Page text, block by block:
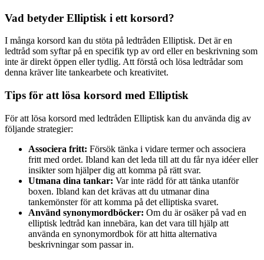
Vad betyder Elliptisk i ett korsord?
I många korsord kan du stöta på ledtråden Elliptisk. Det är en
ledtråd som syftar på en specifik typ av ord eller en beskrivning som
inte är direkt öppen eller tydlig. Att förstå och lösa ledtrådar som
denna kräver lite tankearbete och kreativitet.
Tips för att lösa korsord med Elliptisk
För att lösa korsord med ledtråden Elliptisk kan du använda dig av
följande strategier:
Associera fritt: Försök tänka i vidare termer och associera
fritt med ordet. Ibland kan det leda till att du får nya idéer eller
insikter som hjälper dig att komma på rätt svar.
Utmana dina tankar: Var inte rädd för att tänka utanför
boxen. Ibland kan det krävas att du utmanar dina
tankemönster för att komma på det elliptiska svaret.
Använd synonymordböcker: Om du är osäker på vad en
elliptisk ledtråd kan innebära, kan det vara till hjälp att
använda en synonymordbok för att hitta alternativa
beskrivningar som passar in.